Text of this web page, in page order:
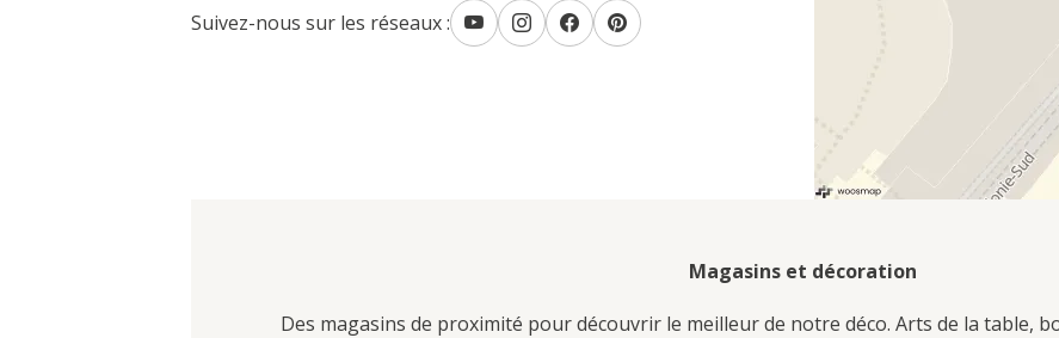
Suivez-nous sur les réseaux :
Magasins et décoration
Des magasins de proximité pour découvrir le meilleur de notre déco. Arts de la table,